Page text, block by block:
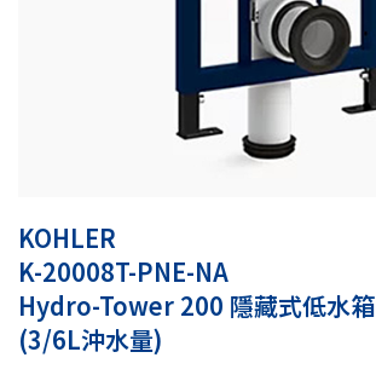
KOHLER
K-20008T-PNE-NA
Hydro-Tower 200 隱藏式低水箱
(3/6L沖水量)